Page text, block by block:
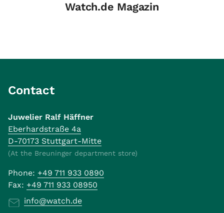
Watch.de Magazin
Contact
Juwelier Ralf Häffner
Eberhardstraße 4a
D-70173 Stuttgart-Mitte
(At the Breuninger department store)
Phone: +49 711 933 0890
Fax: +49 711 933 08950
info@watch.de